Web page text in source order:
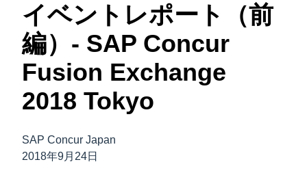
Canada (Français)
México (Español)
Brasil (Português)
United Kingdom (English)
France (Français)
Deutschland (Deutsch)
ASIA PACIFIC
Australia (English)
India (English)
日本（日本語)
プレスリリース
電子帳簿保存法・インボイス制度
経理・総務の豆知識
出張・経費管理トレンド
イベントレポート（前
編）- SAP Concur
Fusion Exchange
2018 Tokyo
SAP Concur Japan
2018年9月24日